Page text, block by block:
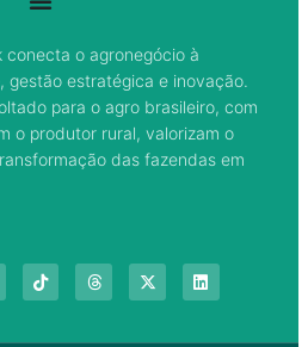
conecta o agronegócio à
gestão estratégica e inovação.
para o agro brasileiro, com
o produtor rural, valorizam o
das fazendas em